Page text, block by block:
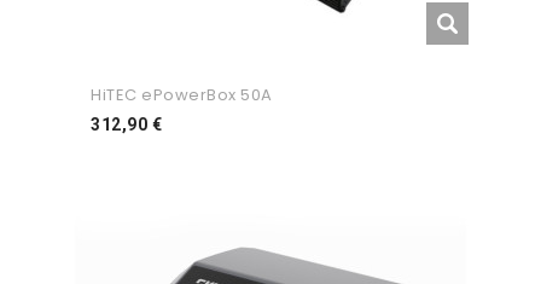
HiTEC ePowerBox 50A
312,90 €Preço